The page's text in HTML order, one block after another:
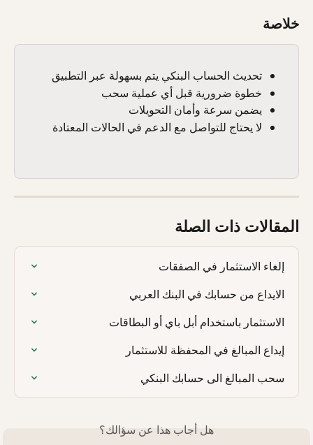
خلاصة
تحديث الحساب البنكي يتم بسهولة عبر التطبيق
خطوة ضرورية قبل أي عملية سحب
يضمن سرعة وأمان التحويلات
لا يحتاج للتواصل مع الدعم في الحالات المعتادة
المقالات ذات الصلة
إلغاء الاستثمار في الصفقات
الايداع من حسابك في البنك العربي
الاستثمار باستخدام أبل باي أو البطاقات
إيداع المبالغ في المحفظة للاستثمار
سحب المبالغ الى حسابك البنكي
هل أجاب هذا عن سؤالك؟